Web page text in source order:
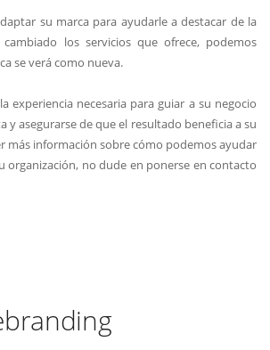
su marca para ayudarle a destacar de la
los servicios que ofrece, podemos
se verá como nueva.
experiencia necesaria para guiar a su negocio
y asegurarse de que el resultado beneficia a su
más información sobre cómo podemos ayudar
organización, no dude en ponerse en contacto